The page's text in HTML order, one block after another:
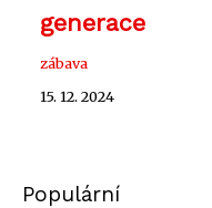
generace
zábava
15. 12. 2024
Populární